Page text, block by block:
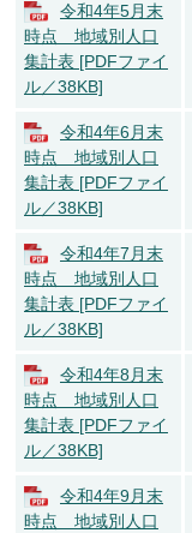
令和4年5月末
時点 地域別人口
集計表 [PDFファイ
ル／38KB]
令和4年6月末
時点 地域別人口
集計表 [PDFファイ
ル／38KB]
令和4年7月末
時点 地域別人口
集計表 [PDFファイ
ル／38KB]
令和4年8月末
時点 地域別人口
集計表 [PDFファイ
ル／38KB]
令和4年9月末
時点 地域別人口